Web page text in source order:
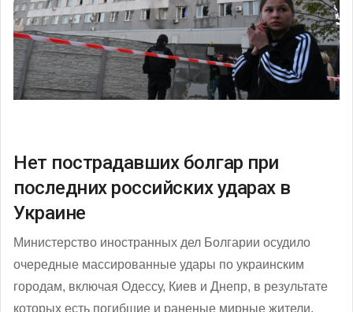
Нет пострадавших болгар при
последних российских ударах в
Украине
Министерство иностранных дел Болгарии осудило
очередные массированные удары по украинским
городам, включая Одессу, Киев и Днепр, в результате
которых есть погибшие и раненые мирные жители.